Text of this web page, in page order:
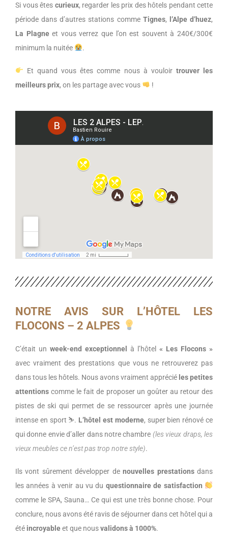
Si vous êtes curieux, regarder les prix des hôtels pendant cette
période dans d’autres stations comme Tignes, l’Alpe d’huez,
La Plagneet vous verrez que l’on est souvent à 240€/300€
minimum la nuitée
.
Et quand vous êtes comme nous à vouloirtrouver les
meilleurs prix, on les partage avec vous !
NOTRE AVIS SUR L’HÔTEL LES
FLOCONS – 2 ALPES
C’était un week-end exceptionnel à l’hôtel « Les Flocons »
avec vraiment des prestations que vous ne retrouverez pas
dans tous les hôtels. Nous avons vraiment apprécié les petites
attentions comme le fait de proposer un goûter au retour des
pistes de ski qui permet de se ressourcer après une journée
intense en sport ⛷️. L’hôtel est moderne, super bien rénové ce
qui donne envie d’aller dans notre chambre (les vieux draps, les
vieux meubles ce n’est pas trop notre style).
Ils vont sûrement développer denouvelles prestationsdans
les années à venir au vu du questionnaire de satisfaction
comme le SPA, Sauna… Ce qui est une très bonne chose. Pour
conclure, nous avons été ravis de séjourner dans cet hôtel qui a
été incroyableet que nousvalidons à 1000%.